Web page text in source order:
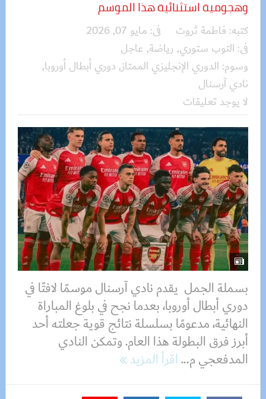
وهجومية استثنائية هذا الموسم
كتبه: فاطمة ثروت فى: مايو 07, 2026
فى: التوب ستوري, رياضة, عاجل
وسوم: الدوري الإنجليزي الممتاز, دوري أبطال أوروبا,
نادي آرسنال
لا يوجد تعليقات
بسملة الجمل يقدم نادي آرسنال موسمًا لافتًا في
دوري أبطال أوروبا، بعدما نجح في بلوغ المباراة
النهائية، مدعومًا بسلسلة نتائج قوية جعلته أحد
أبرز فرق البطولة هذا العام. وتمكن النادي
المدفعجي م...اقرأ المزيد